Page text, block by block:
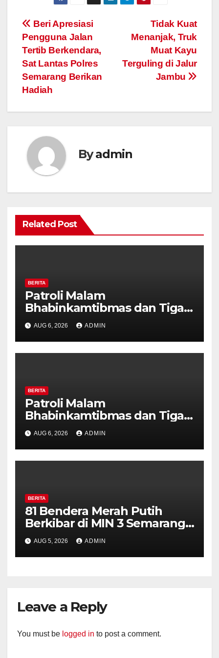
Post
navigation
Tidak Kuat
Menanjak, Truk
Muat Kayu
Terguling di Jalur
Jambu
Beri Apresiasi
Pengguna Jalan
Tertib Berkendara,
Sat Lantas Polres
Semarang Berikan
Hadiah
Byadmin
Related Post
BERITA
Patroli Malam
Bhabinkamtibmas dan Tiga
Pilar Kelurahan Ungaran
Perkuat Kamtibmas, Warga
Diajak Aktifkan Ronda
AUG 6, 2026 ADMIN
BERITA
Patroli Malam
Bhabinkamtibmas dan Tiga
Pilar Kelurahan Ungaran
Perkuat Kamtibmas, Warga
Diajak Aktifkan Ronda
AUG 6, 2026 ADMIN
BERITA
81 Bendera Merah Putih
Berkibar di MIN 3 Semarang,
Bhabinkamtibmas Desa
Timpik Hadiri Peringatan
HUT ke-81 Kemerdekaan RI
AUG 5, 2026 ADMIN
Leave a Reply
You must be logged in to post a comment.